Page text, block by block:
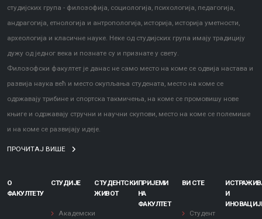
студијских група - филозофија, социологија, психологија, педагогија,
андрагогија, етнологија и антропологија, историја, историја уметности,
археологија и класичне науке. Неке од студијских група имају традицију
дужу од једног века и познате су и признате у свету.
Филозофски факултет је данас не само место на коме се одвија настава и
развија наука већ и место окупљања студената, место на коме се
одржавају трибине и спортска такмичења, на коме се промовишу нове
књиге и одржавају стручни и научни скупови, место на коме се полемише
и на коме се развијају идеје.
ПРОЧИТАЈ ВИШЕ
О
ФАКУЛТЕТУ
СТУДИЈЕ
Академски
СТУДЕНТСКИ
ЖИВОТ
ПРИЈЕМИ
НА
ФАКУЛТЕТ
ВИ СТЕ
Студент
И